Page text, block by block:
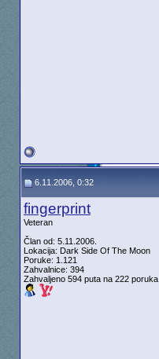
6.11.2006, 0:32
fingerprint
Veteran
Član od: 5.11.2006.
Lokacija: Dark Side Of The Moon
Poruke: 1.121
Zahvalnice: 394
Zahvaljeno 594 puta na 222 poruka